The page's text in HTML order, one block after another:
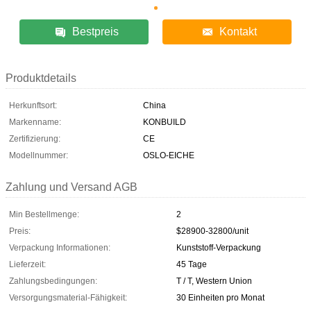
Bestpreis Kontakt
Produktdetails
Herkunftsort:
China
Markenname:
KONBUILD
Zertifizierung:
CE
Modellnummer:
OSLO-EICHE
Zahlung und Versand AGB
Min Bestellmenge:
2
Preis:
$28900-32800/unit
Verpackung Informationen:
Kunststoff-Verpackung
Lieferzeit:
45 Tage
Zahlungsbedingungen:
T / T, Western Union
Versorgungsmaterial-Fähigkeit:
30 Einheiten pro Monat